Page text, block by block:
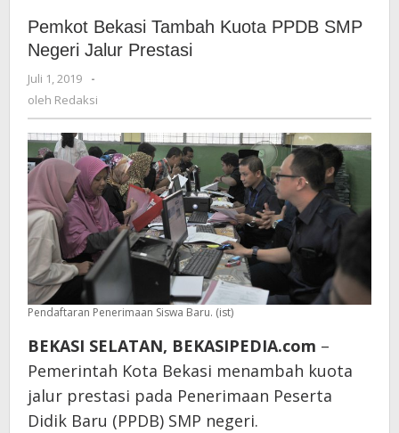
Pemkot Bekasi Tambah Kuota PPDB SMP
Negeri Jalur Prestasi
Juli 1, 2019
oleh
Redaksi
-
oleh Redaksi
Pendaftaran Penerimaan Siswa Baru. (ist)
BEKASI SELATAN, BEKASIPEDIA.com –
Pemerintah Kota Bekasi menambah kuota
jalur prestasi pada Penerimaan Peserta
Didik Baru (PPDB) SMP negeri.